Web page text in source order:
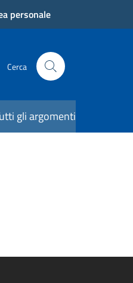
personale
Cerca
gli argomenti